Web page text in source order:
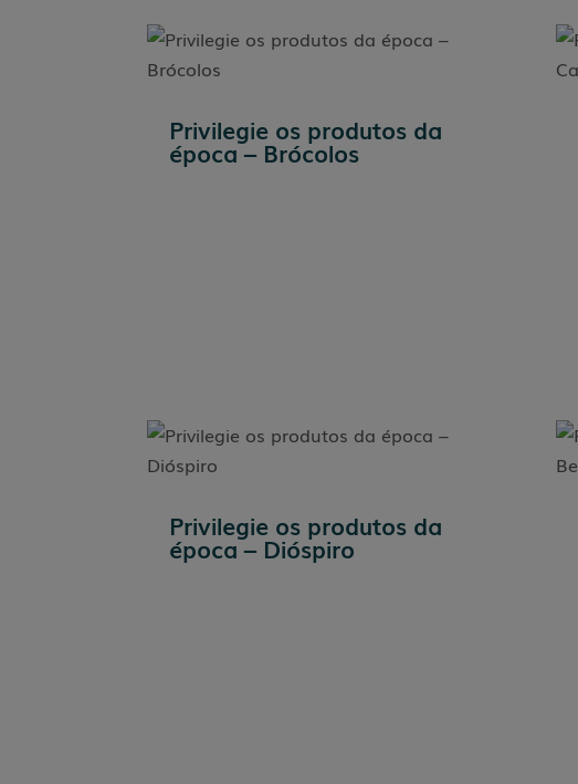
Privilegie os produtos da
época – Brócolos
Privilegie os produtos da
época – Dióspiro